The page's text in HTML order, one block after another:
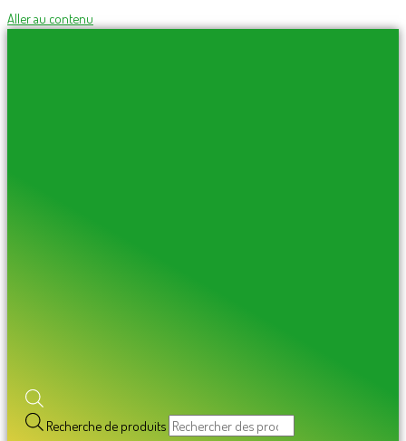
Aller au contenu
Recherche de produits